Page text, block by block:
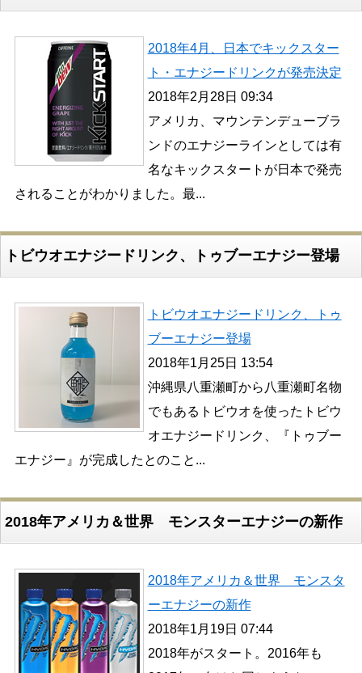
2018年4月、日本でキックスター
ト・エナジードリンクが発売決定
2018年2月28日 09:34
アメリカ、マウンテンデューブラ
ンドのエナジーラインとしては有
名なキックスタートが日本で発売
されることがわかりました。最...
トビウオエナジードリンク、トゥブーエナジー登場
トビウオエナジードリンク、トゥ
ブーエナジー登場
2018年1月25日 13:54
沖縄県八重瀬町から八重瀬町名物
でもあるトビウオを使ったトビウ
オエナジードリンク、『トゥブー
エナジー』が完成したとのこと...
2018年アメリカ＆世界 モンスターエナジーの新作
2018年アメリカ＆世界 モンスタ
ーエナジーの新作
2018年1月19日 07:44
2018年がスタート。2016年も